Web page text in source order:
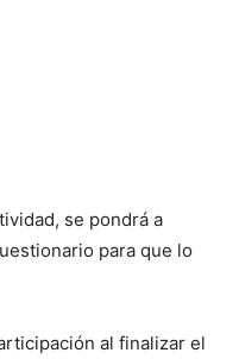
se pondrá a
para que lo
al finalizar el